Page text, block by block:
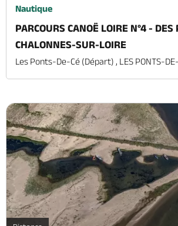
Nautique
PARCOURS CANOË LOIRE N°4 -
CHALONNES-SUR-LOIRE
Les Ponts-De-Cé (départ) , LES PONTS-